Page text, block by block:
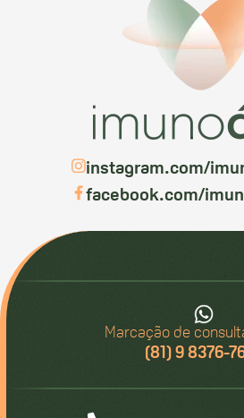
instagram.com/
facebook.com/
Marcação de
(81) 9 8376-